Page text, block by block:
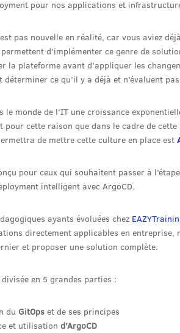
pour nos applications et
pas nouvelle en réalité, car vous aviez
d’implémenter ce genre de
la plateforme avant d’appliquer les
ce qu’il y a déjà et n’évaluent
le monde de l’IT une croissance
pour cette raison que dans le cadre de
de mettre cette culture en place est
pour ceux qui souhaitent passer à
intelligent avec ArgoCD.
ayants évoluées chez
directement applicables en
et proposer une solution complète.
en 5 grandes parties :
du GitOps et de ses principes
et utilisation d’ArgoCD